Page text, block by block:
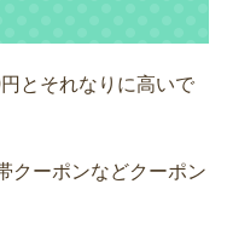
とそれなりに高いで
クーポンなどクーポン